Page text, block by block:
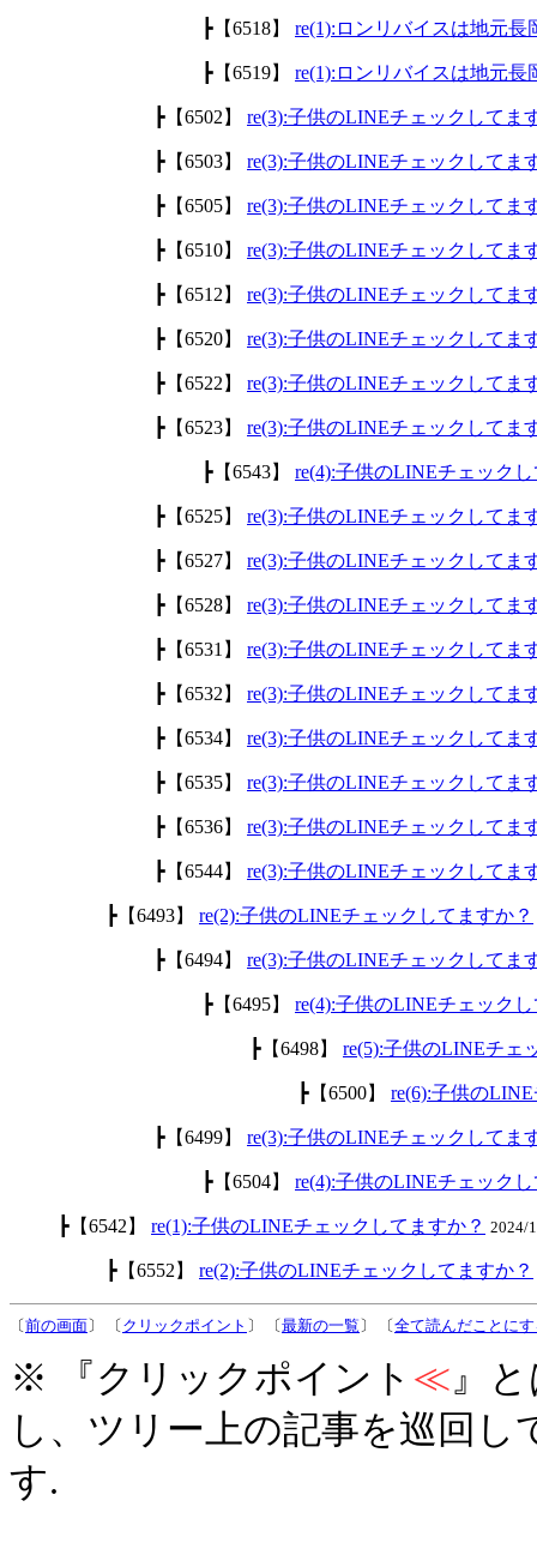
┣【6518】 re(1):ロンリバイスは地元
┣【6519】 re(1):ロンリバイスは地元
┣【6502】 re(3):子供のLINEチェックしてま
┣【6503】 re(3):子供のLINEチェックしてま
┣【6505】 re(3):子供のLINEチェックしてま
┣【6510】 re(3):子供のLINEチェックしてま
┣【6512】 re(3):子供のLINEチェックしてま
┣【6520】 re(3):子供のLINEチェックしてま
┣【6522】 re(3):子供のLINEチェックしてま
┣【6523】 re(3):子供のLINEチェックしてま
┣【6543】 re(4):子供のLINEチェック
┣【6525】 re(3):子供のLINEチェックしてま
┣【6527】 re(3):子供のLINEチェックしてま
┣【6528】 re(3):子供のLINEチェックしてま
┣【6531】 re(3):子供のLINEチェックしてま
┣【6532】 re(3):子供のLINEチェックしてま
┣【6534】 re(3):子供のLINEチェックしてま
┣【6535】 re(3):子供のLINEチェックしてま
┣【6536】 re(3):子供のLINEチェックしてま
┣【6544】 re(3):子供のLINEチェックしてま
┣【6493】 re(2):子供のLINEチェックしてますか？
┣【6494】 re(3):子供のLINEチェックしてま
┣【6495】 re(4):子供のLINEチェック
┣【6498】 re(5):子供のLINEチェ
┣【6500】 re(6):子供の
┣【6499】 re(3):子供のLINEチェックしてま
┣【6504】 re(4):子供のLINEチェック
┣【6542】 re(1):子供のLINEチェックしてますか？ 2024/
┣【6552】 re(2):子供のLINEチェックしてますか？
〔前の画面〕 〔 クリックポイント 〕 〔最新の一覧 〕 〔全て読んだことに
※ 『クリックポイント ≪』
し、ツリー上の記事を巡回
す.